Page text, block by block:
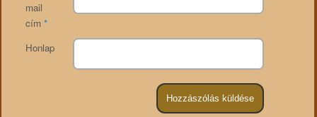
mail
cím *
Honlap